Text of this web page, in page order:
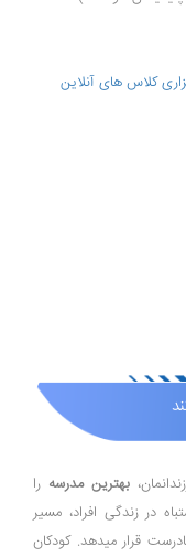
کلاس های آنلاین
بهترین مدرسه را
در زندگی افراد، مسیر
قرار میدهد. کودکان